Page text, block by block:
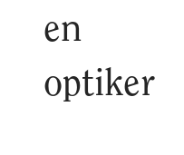
en
optiker